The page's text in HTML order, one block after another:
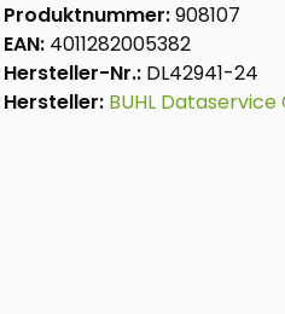
Produktnummer:908107
EAN: 4011282005382
Hersteller-Nr.: DL42941-24
Hersteller: BUHL Dataservice